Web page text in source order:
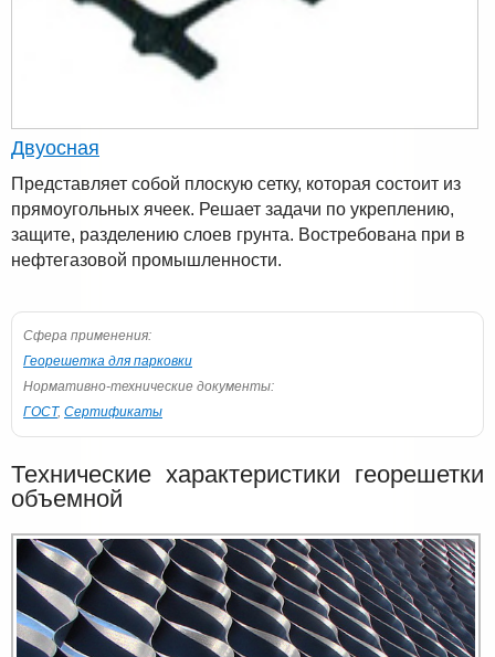
Двуосная
Представляет собой плоскую сетку, которая состоит из
прямоугольных ячеек. Решает задачи по укреплению,
защите, разделению слоев грунта. Востребована при в
нефтегазовой промышленности.
Сфера применения:
Георешетка для парковки
Нормативно-технические документы:
ГОСТ, Сертификаты
Технические характеристики георешетки
объемной